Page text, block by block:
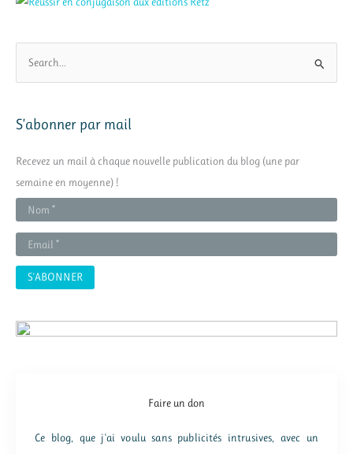
h
r
c
h
e
:
S’abonner par mail
Recevez un mail à chaque nouvelle publication du blog (une par
semaine en moyenne) !
Faire un don
Ce blog, que j'ai voulu sans publicités intrusives, avec un